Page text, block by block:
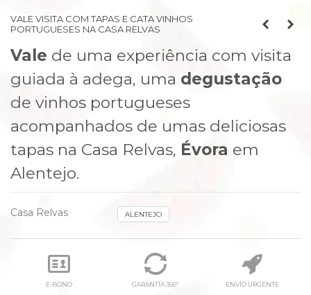
VALE VISITA COM TAPAS E CATA VINHOS
PORTUGUESES NA CASA RELVAS
Vale de uma experiência com visita
guiada à adega, uma degustação
de vinhos portugueses
acompanhados de umas deliciosas
tapas na Casa Relvas, Évora em
Alentejo.
Casa Relvas ALENTEJO
E-BONO GARANTÍA 360º ENVÍO URGENTE